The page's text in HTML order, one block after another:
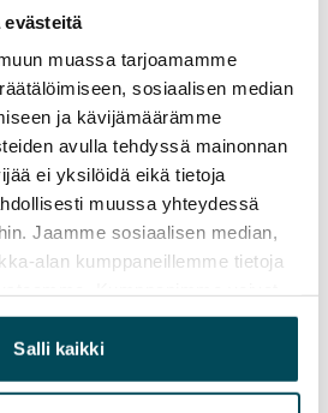
muassa tarjoamamme
sosiaalisen median
ja kävijämäärämme
avulla tehdyssä mainonnan
ei yksilöidä eikä tietoja
muussa yhteydessä
Jaamme sosiaalisen median,
alan kumppaneillemme tietoja
tietoihin, joita olet antanut
kun olet käyttänyt heidän
Salli kaikki